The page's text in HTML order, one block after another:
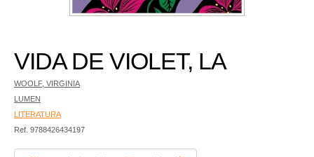
VIDA DE VIOLET, LA
WOOLF, VIRGINIA
LUMEN
LITERATURA
Ref. 9788426434197